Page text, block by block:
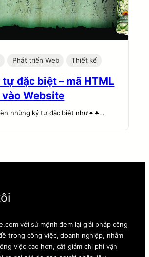
Phát triển Web Thiết kế
tự đặc biệt – mã HTML
vào Website
những ký tự đặc biệt như ♠ ♣…
với sứ mệnh đem lại giải pháp công
trong công việc, doanh nghiệp, nhằm
việc cao hơn, cắt giảm chi phí vận